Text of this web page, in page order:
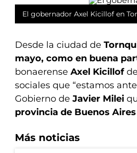
El gobernador Axel Kicillof en
Desde la ciudad de
mayo, como en buena
bonaerense Axel Kicillof
sociales que “estamos
Gobierno de Javier Milei
provincia de Buenos
Más noticias